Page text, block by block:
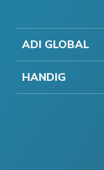
ADI GLOBAL
HANDIG